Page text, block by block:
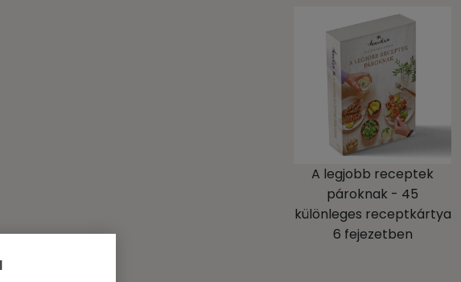
A legjobb receptek
pároknak - 45
különleges receptkártya
6 fejezetben